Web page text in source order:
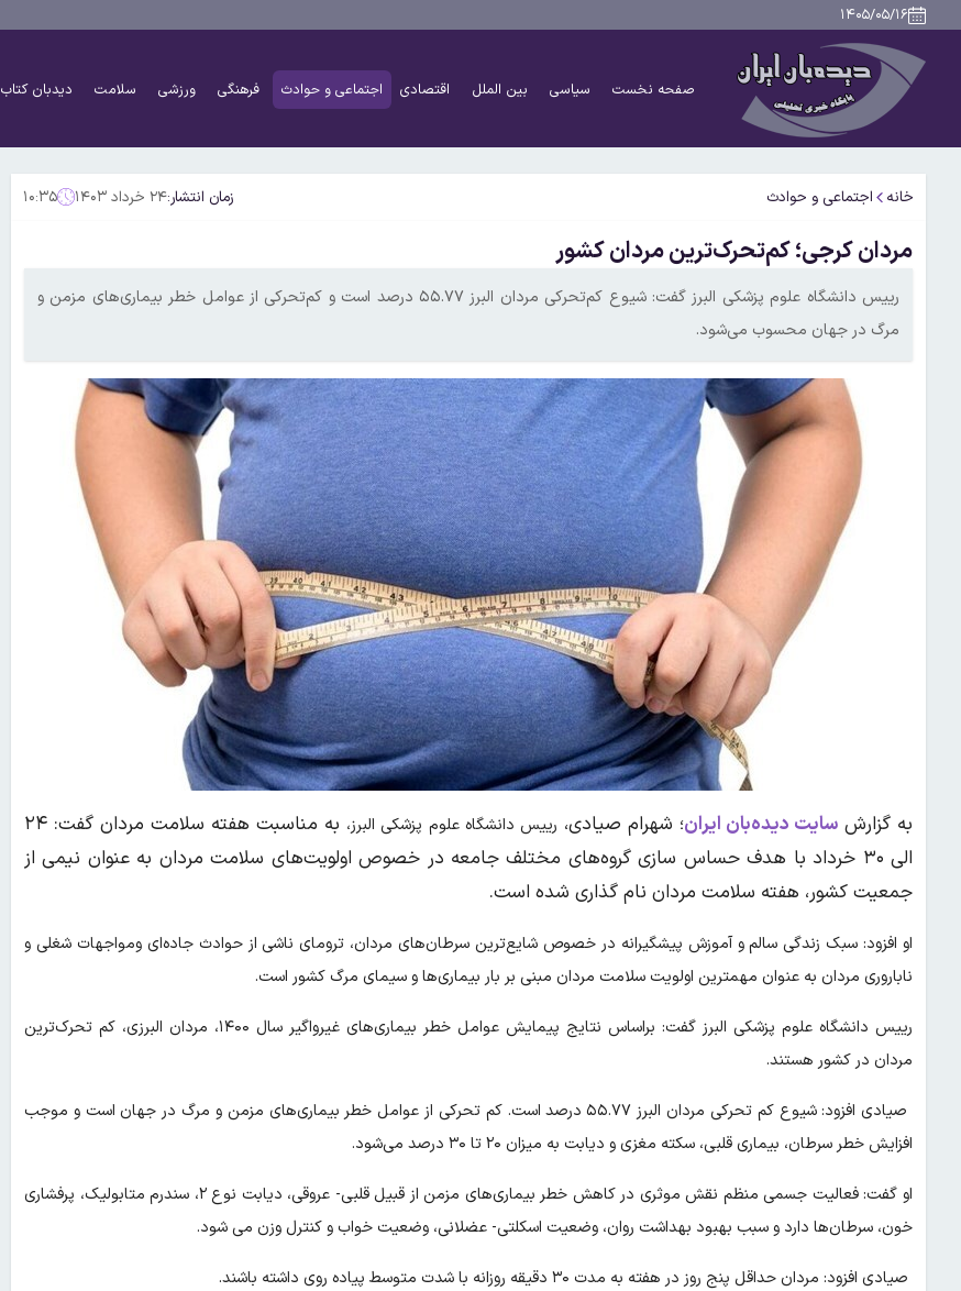
۱۴۰۵/۰۵/۱۶
صفحه نخست سیاسی بین الملل اقتصادی اجتماعی و حوادث فرهنگی ورزشی سلامت دیدبان کتاب
خانه اجتماعی و حوادث زمان انتشار:۲۴ خرداد ۱۴۰۳ ۱۰:۳۵
مردان کرجی؛ کم‌تحرک‌ترین مردان کشور
رییس دانشگاه علوم پزشکی البرز گفت: شیوع کم‌تحرکی مردان البرز ۵۵.۷۷ درصد است و کم‌تحرکی از عوامل خطر بیماری‌های مزمن و
مرگ در جهان محسوب می‌شود.
به گزارشسایت دیده‌بان ایران؛ شهرام صیادی، رییس دانشگاه علوم پزشکی البرز،
به مناسبت هفته سلامت مردان گفت: ۲۴
الی ۳۰ خرداد با هدف حساس سازی گروه‌های مختلف جامعه در خصوص اولویت‌های سلامت مردان به عنوان نیمی از
جمعیت کشور، هفته سلامت مردان نام گذاری شده است.
او افزود: سبک زندگی سالم و آموزش پیشگیرانه در خصوص شایع‌ترین سرطان‌های مردان، ترومای ناشی از حوادث جاده‌ای ومواجهات شغلی و
ناباروری مردان به عنوان مهمترین اولویت سلامت مردان مبنی بر بار بیماری‌ها و سیمای مرگ کشور است.
رییس دانشگاه علوم پزشکی البرز گفت: براساس نتایج پیمایش عوامل خطر بیماری‌های غیرواگیر سال ۱۴۰۰، مردان البرزی، کم تحرک‌ترین
مردان در کشور هستند.
صیادی افزود: شیوع کم تحرکی مردان البرز ۵۵.۷۷ درصد است. کم تحرکی از عوامل خطر بیماری‌های مزمن و مرگ در جهان است و موجب
افزایش خطر سرطان، بیماری قلبی، سکته مغزی و دیابت به میزان ۲۰ تا ۳۰ درصد می‌شود.
او گفت: فعالیت جسمی منظم نقش موثری در کاهش خطر بیماری‌های مزمن از قبیل قلبی- عروقی، دیابت نوع ۲، سندرم متابولیک، پرفشاری
خون، سرطان‌ها دارد و سبب بهبود بهداشت روان، وضعیت اسکلتی- عضلانی، وضعیت خواب و کنترل وزن می‌ شود.
صیادی افزود: مردان حداقل پنج روز در هفته به مدت ۳۰ دقیقه روزانه با شدت متوسط پیاده روی داشته باشند.